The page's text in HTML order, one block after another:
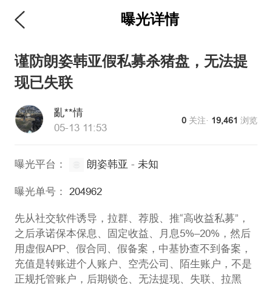
曝光详情
谨防朗姿韩亚假私募杀猪盘，无法提
现已失联
亂**情
05-13 11:53
0 关注· 19,461 浏览
曝光平台： 朗姿韩亚 - 未知
曝光单号： 204962
先从社交软件诱导，拉群、荐股、推“高收益私募”，
之后承诺保本保息、固定收益、月息5%–20%，然后
用虚假APP、假合同、假备案，中基协查不到备案，
充值是转账进个人账户、空壳公司、陌生账户，不是
正规托管账户，后期锁仓、无法提现、失联、拉黑